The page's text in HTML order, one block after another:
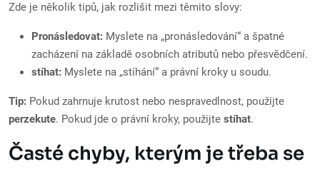
Zde je několik tipů, jak rozlišit mezi těmito slovy:
Pronásledovat: Myslete na „pronásledování“ a špatné
zacházení na základě osobních atributů nebo přesvědčení.
stíhat: Myslete na „stíhání“ a právní kroky u soudu.
Tip: Pokud zahrnuje krutost nebo nespravedlnost, použijte
perzekute. Pokud jde o právní kroky, použijte stíhat.
Časté chyby, kterým je třeba se